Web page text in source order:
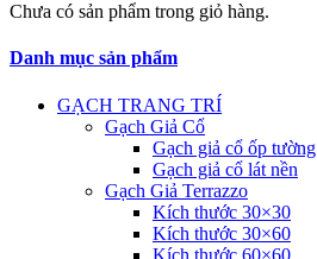
Chưa có sản phẩm trong giỏ hàng.
Danh mục sản phẩm
GẠCH TRANG TRÍ
Gạch Giả Cổ
Gạch giả cổ ốp tường
Gạch giả cổ lát nền
Gạch Giả Terrazzo
Kích thước 30×30
Kích thước 30×60
Kích thước 60×60